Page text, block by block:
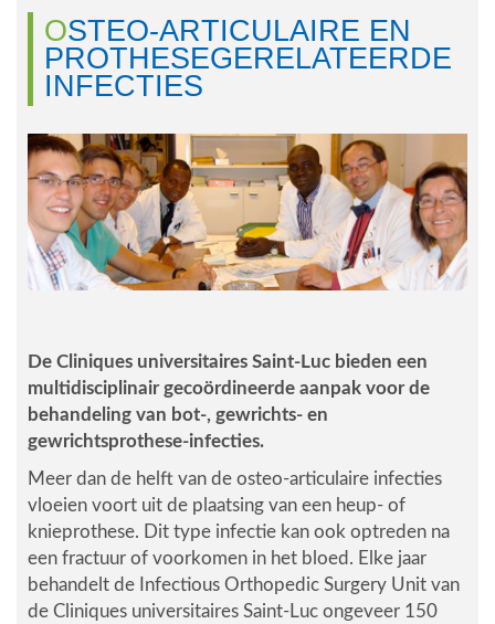
OSTEO-ARTICULAIRE EN
PROTHESEGERELATEERDE
INFECTIES
De Cliniques universitaires Saint-Luc bieden een
multidisciplinair gecoördineerde aanpak voor de
behandeling van bot-, gewrichts- en
gewrichtsprothese-infecties.
Meer dan de helft van de osteo-articulaire infecties
vloeien voort uit de plaatsing van een heup- of
knieprothese. Dit type infectie kan ook optreden na
een fractuur of voorkomen in het bloed. Elke jaar
behandelt de Infectious Orthopedic Surgery Unit van
de Cliniques universitaires Saint-Luc ongeveer 150